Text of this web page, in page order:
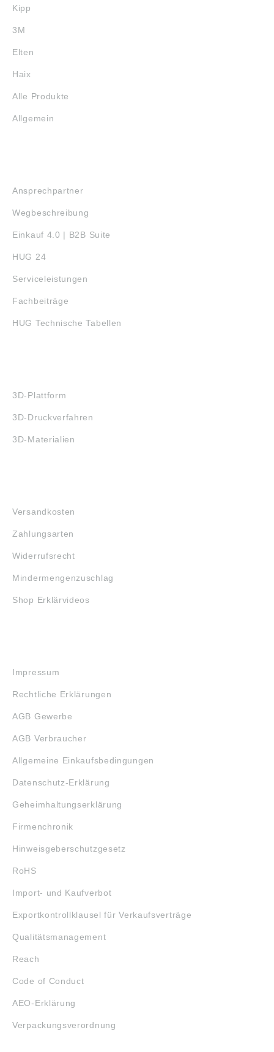
Kipp
3M
Elten
Haix
Alle Produkte
Allgemein
Ansprechpartner
Wegbeschreibung
Einkauf 4.0 | B2B Suite
HUG 24
Serviceleistungen
Fachbeiträge
HUG Technische Tabellen
3D-Plattform
3D-Druckverfahren
3D-Materialien
Versandkosten
Zahlungsarten
Widerrufsrecht
Mindermengenzuschlag
Shop Erklärvideos
Impressum
Rechtliche Erklärungen
AGB Gewerbe
AGB Verbraucher
Allgemeine Einkaufsbedingungen
Datenschutz-Erklärung
Geheimhaltungserklärung
Firmenchronik
Hinweisgeberschutzgesetz
RoHS
Import- und Kaufverbot
Exportkontrollklausel für Verkaufsverträge
Qualitätsmanagement
Reach
Code of Conduct
AEO-Erklärung
Verpackungsverordnung